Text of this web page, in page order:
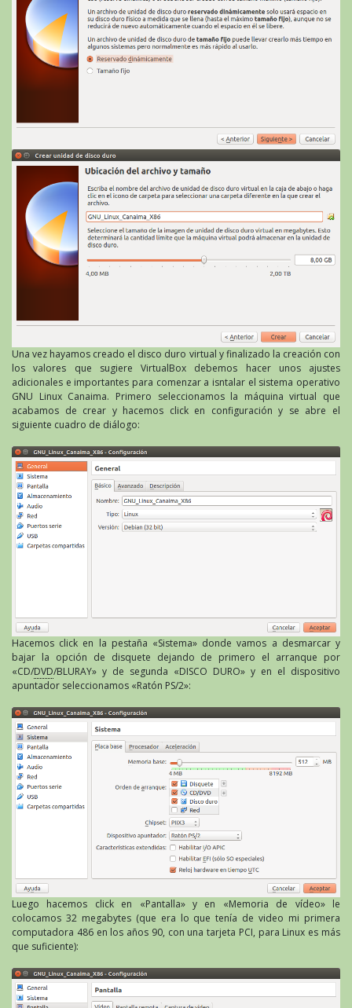
Una vez hayamos creado el disco duro virtual y finalizado la creación con
los valores que sugiere VirtualBox debemos hacer unos ajustes
adicionales e importantes para comenzar a isntalar el sistema operativo
GNU Linux Canaima. Primero seleccionamos la máquina virtual que
acabamos de crear y hacemos click en configuración y se abre el
siguiente cuadro de diálogo:
Hacemos click en la pestaña «Sistema» donde vamos a desmarcar y
bajar la opción de disquete dejando de primero el arranque por
«CD/DVD/BLURAY» y de segunda «DISCO DURO» y en el dispositivo
apuntador seleccionamos «Ratón PS/2»:
Luego hacemos click en «Pantalla» y en «Memoria de vídeo» le
colocamos 32 megabytes (que era lo que tenía de video mi primera
computadora 486 en los años 90, con una tarjeta PCI, para Linux es más
que suficiente):